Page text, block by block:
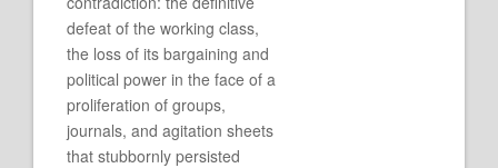
defeat of the working class,
the loss of its bargaining and
political power in the face of a
proliferation of groups,
journals, and agitation sheets
that stubbornly persisted